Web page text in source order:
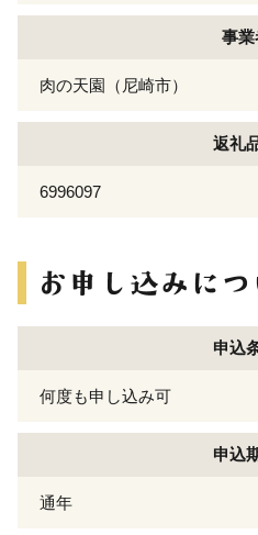
事業
肉の天園（尼崎市）
返礼
6996097
申込
何度も申し込み可
申込
通年